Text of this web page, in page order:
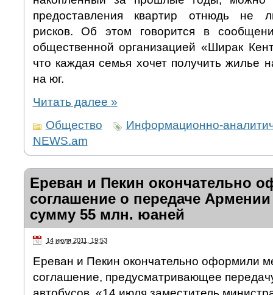
предоставления квартир отнюдь не
рисков. Об этом говорится в
общественной организацией «Ширак
что каждая семья хочет получить жилье
на юг.
Читать далее »
Общество
Информационно-
NEWS.am
Ереван и Пекин окончательно
соглашение о передаче
сумму 55 млн. юаней
14 июля 2011, 19:53
Ереван и Пекин окончательно оформили
соглашение, предусматривающее